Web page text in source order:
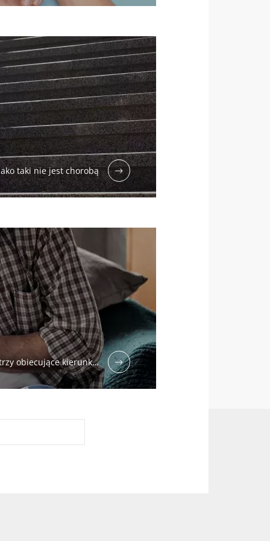
taki nie jest chorobą
obiecujące kierunk…
aby
aby
danych